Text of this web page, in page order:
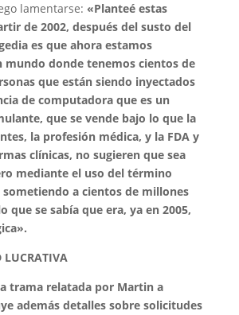
lamentarse: «Planteé estas
de 2002, después del susto del
es que ahora estamos
mundo donde tenemos cientos de
que están siendo inyectados
de computadora que es un
que se vende bajo lo que la
la profesión médica, y la FDA y
clínicas, no sugieren que sea
mediante el uso del término
a cientos de millones
que se sabía que era, ya en 2005,
LUCRATIVA
trama relatada por Martin a
además detalles sobre solicitudes